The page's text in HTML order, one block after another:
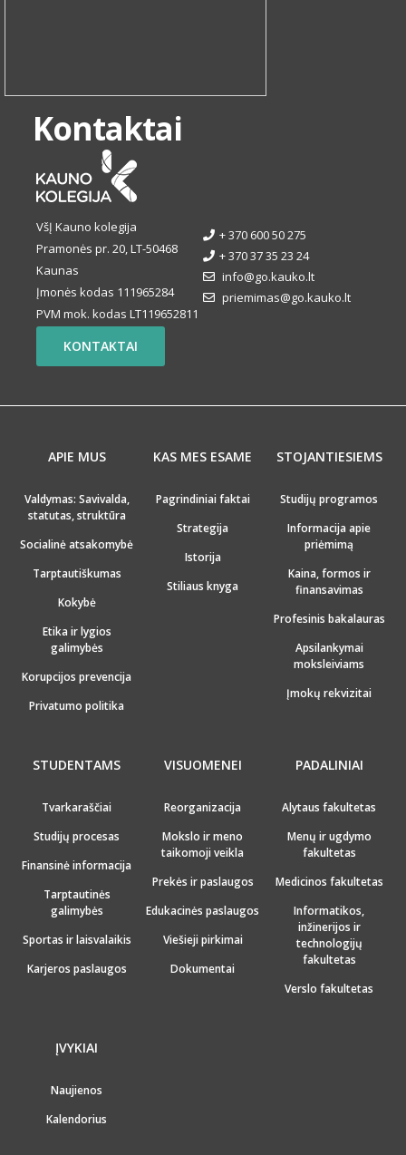
Kontaktai
VšĮ Kauno kolegija
Pramonės pr. 20, LT-50468
Kaunas
Įmonės kodas 111965284
PVM mok. kodas LT119652811
+ 370 600 50 275
+ 370 37 35 23 24
info@go.kauko.lt
priemimas@go.kauko.lt
KONTAKTAI
APIE MUS
Valdymas: Savivalda,
statutas, struktūra
Socialinė atsakomybė
Tarptautiškumas
Kokybė
Etika ir lygios
galimybės
Korupcijos prevencija
Privatumo politika
KAS MES ESAME
Pagrindiniai faktai
Strategija
Istorija
Stiliaus knyga
STOJANTIESIEMS
Studijų programos
Informacija apie
priėmimą
Kaina, formos ir
finansavimas
Profesinis bakalauras
Apsilankymai
moksleiviams
Įmokų rekvizitai
STUDENTAMS
Tvarkaraščiai
Studijų procesas
Finansinė informacija
Tarptautinės
galimybės
Sportas ir laisvalaikis
Karjeros paslaugos
VISUOMENEI
Reorganizacija
Mokslo ir meno
taikomoji veikla
Prekės ir paslaugos
Edukacinės paslaugos
Viešieji pirkimai
Dokumentai
PADALINIAI
Alytaus fakultetas
Menų ir ugdymo
fakultetas
Medicinos fakultetas
Informatikos,
inžinerijos ir
technologijų
fakultetas
Verslo fakultetas
ĮVYKIAI
Naujienos
Kalendorius